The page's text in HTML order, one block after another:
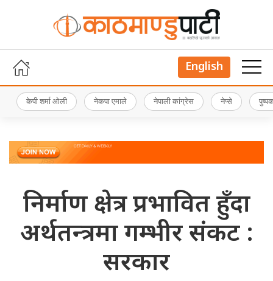
English
केपी शर्मा ओली नेकपा एमाले नेपाली कांग्रेस नेप्से
निर्माण क्षेत्र प्रभावित हुँदा
अर्थतन्त्रमा गम्भीर संकट :
सरकार